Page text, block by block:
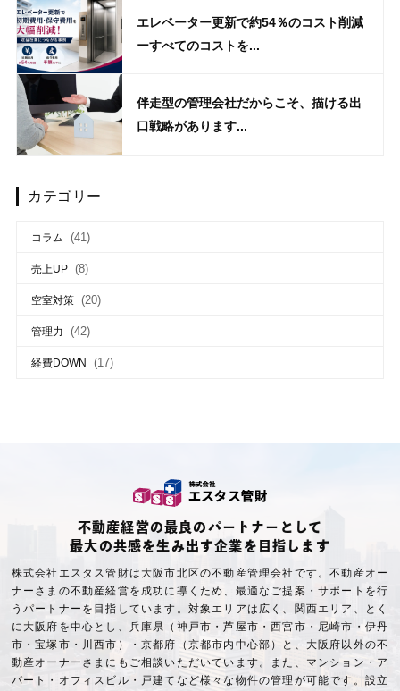
エレベーター更新で約54％のコスト削減
ーすべてのコストを...
伴走型の管理会社だからこそ、描ける出
口戦略があります...
カテゴリー
コラム (41)
売上UP (8)
空室対策 (20)
管理力 (42)
経費DOWN (17)
不動産経営の最良のパートナーとして
最大の共感を生み出す企業を目指します
株式会社エスタス管財は大阪市北区の不動産管理会社です。不動産オー
ナーさまの不動産経営を成功に導くため、最適なご提案・サポートを行
うパートナーを目指しています。対象エリアは広く、関西エリア、とく
に大阪府を中心とし、兵庫県（神戸市・芦屋市・西宮市・尼崎市・伊丹
市・宝塚市・川西市）・京都府（京都市内中心部）と、大阪府以外の不
動産オーナーさまにもご相談いただいています。また、マンション・ア
パート・オフィスビル・戸建てなど様々な物件の管理が可能です。設立